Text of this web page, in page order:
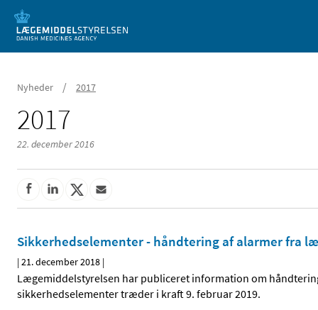
Mobil visning
Nyheder / 2017
2017
22. december 2016
Sikkerhedselementer - håndtering af alarmer fra
|21. december 2018 |
Lægemiddelstyrelsen har publiceret information om
sikkerhedselementer træder i kraft 9. februar 2019.